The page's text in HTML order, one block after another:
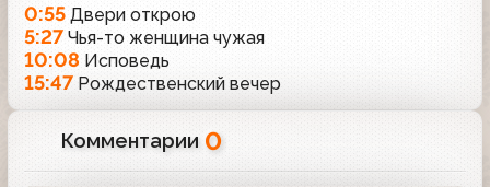
0:55 Двери открою
5:27 Чья-то женщина чужая
10:08 Исповедь
15:47 Рождественский вечер
Комментарии 0